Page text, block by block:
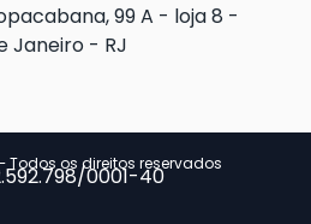
99 A - loja 8 -
Janeiro - RJ
Todos os direitos reservados
0001-40